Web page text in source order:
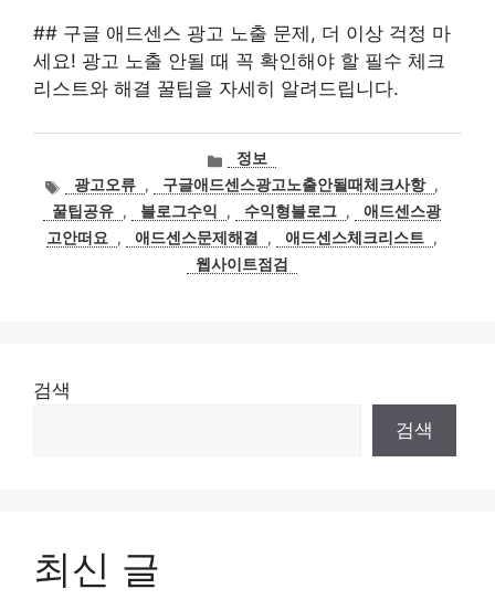
## 구글 애드센스 광고 노출 문제, 더 이상 걱정 마
세요! 광고 노출 안될 때 꼭 확인해야 할 필수 체크
리스트와 해결 꿀팁을 자세히 알려드립니다.
카
테
고
리
정보
태
그
광고오류 , 구글애드센스광고노출안될때체크사항 ,
꿀팁공유 , 블로그수익 , 수익형블로그 ,
애드센스광
고안떠요
, 애드센스문제해결 , 애드센스체크리스트 ,
웹사이트점검
검색
검색
최신 글